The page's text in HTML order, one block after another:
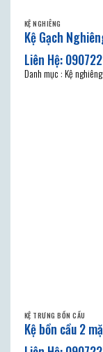
KỆ NGHIÊNG
Kệ Gạch
Danh mục : Kệ
KỆ TRƯNG BỒN CẦU
Kệ bồn cầu 2